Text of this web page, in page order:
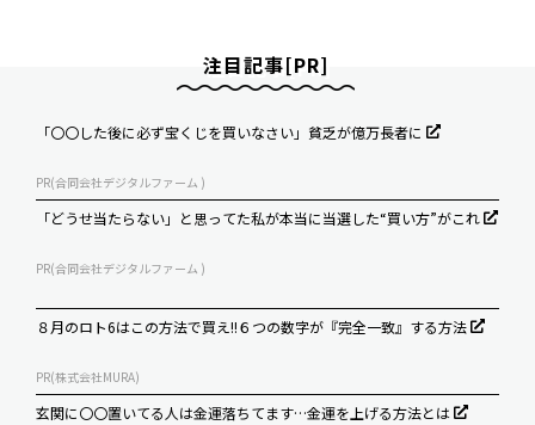
注目記事[PR]
「〇〇した後に必ず宝くじを買いなさい」貧乏が億万長者に
PR(合同会社デジタルファーム )
「どうせ当たらない」と思ってた私が本当に当選した“買い方”がこれ
PR(合同会社デジタルファーム )
８月のロト6はこの方法で買え!!６つの数字が『完全一致』する方法
PR(株式会社MURA)
玄関に〇〇置いてる人は金運落ちてます…金運を上げる方法とは